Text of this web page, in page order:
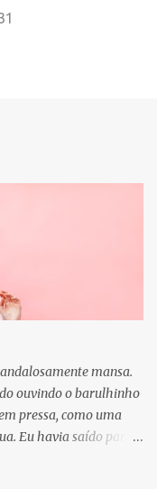
mansa.
ouvindo o barulhinho
pressa, como uma
Eu havia saído para